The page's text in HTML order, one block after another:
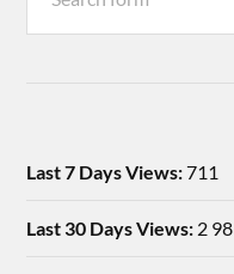
Last 7 Days Views:711
Last 30 Days Views: 2